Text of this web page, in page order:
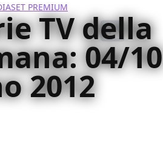
PREMIUM
TV della
04/10
2012